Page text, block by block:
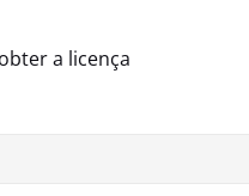
a licença